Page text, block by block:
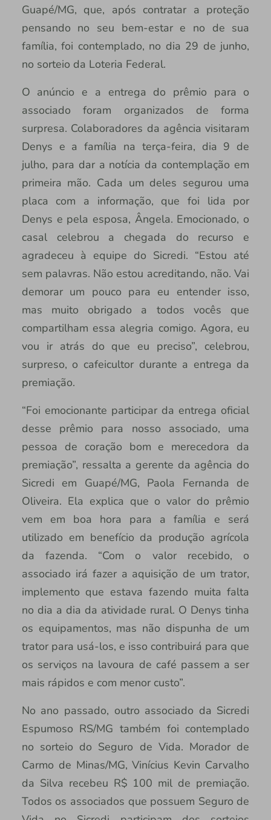
Guapé/MG, que, após contratar a proteção
pensando no seu bem-estar e no de sua
família, foi contemplado, no dia 29 de junho,
no sorteio da Loteria Federal.
O anúncio e a entrega do prêmio para o
associado foram organizados de forma
surpresa. Colaboradores da agência visitaram
Denys e a família na terça-feira, dia 9 de
julho, para dar a notícia da contemplação em
primeira mão. Cada um deles segurou uma
placa com a informação, que foi lida por
Denys e pela esposa, Ângela. Emocionado, o
casal celebrou a chegada do recurso e
agradeceu à equipe do Sicredi. “Estou até
sem palavras. Não estou acreditando, não. Vai
demorar um pouco para eu entender isso,
mas muito obrigado a todos vocês que
compartilham essa alegria comigo. Agora, eu
vou ir atrás do que eu preciso”, celebrou,
surpreso, o cafeicultor durante a entrega da
premiação.
“Foi emocionante participar da entrega oficial
desse prêmio para nosso associado, uma
pessoa de coração bom e merecedora da
premiação”, ressalta a gerente da agência do
Sicredi em Guapé/MG, Paola Fernanda de
Oliveira. Ela explica que o valor do prêmio
vem em boa hora para a família e será
utilizado em benefício da produção agrícola
da fazenda. “Com o valor recebido, o
associado irá fazer a aquisição de um trator,
implemento que estava fazendo muita falta
no dia a dia da atividade rural. O Denys tinha
os equipamentos, mas não dispunha de um
trator para usá-los, e isso contribuirá para que
os serviços na lavoura de café passem a ser
mais rápidos e com menor custo”.
No ano passado, outro associado da Sicredi
Espumoso RS/MG também foi contemplado
no sorteio do Seguro de Vida. Morador de
Carmo de Minas/MG, Vinícius Kevin Carvalho
da Silva recebeu R$ 100 mil de premiação.
Todos os associados que possuem Seguro de